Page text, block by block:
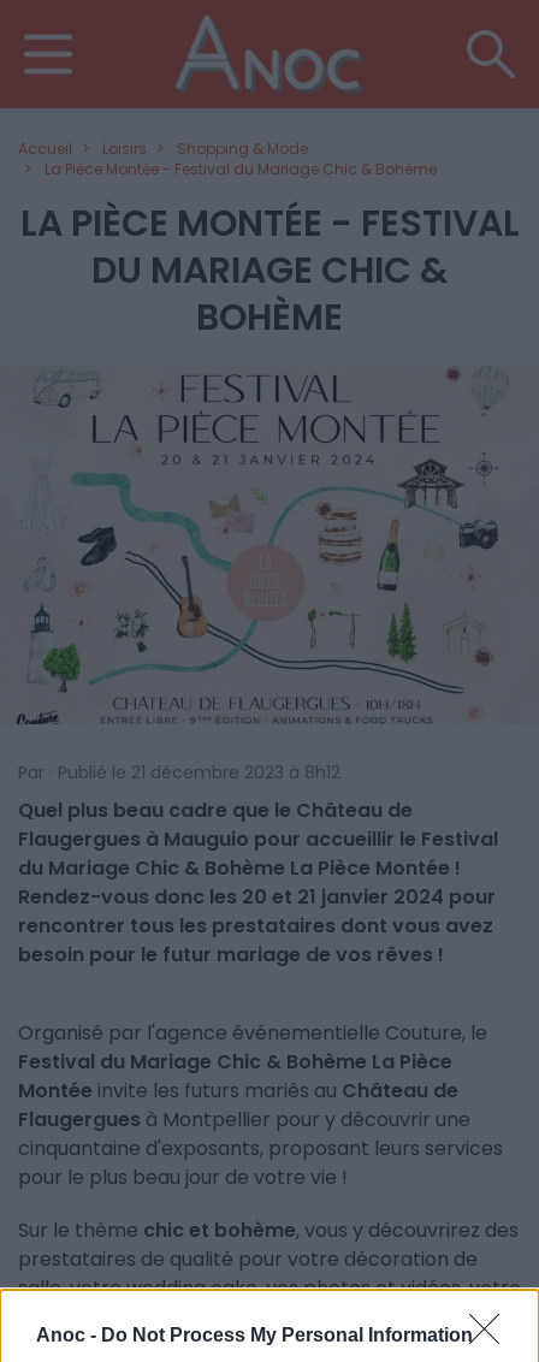
Anoc - Do Not Process My Personal Information
Accueil Loisirs
Shopping & Mode
La Pièce Montée - Festival du Mariage Chic & Bohème
LA PIÈCE MONTÉE - FESTIVAL
DU MARIAGE CHIC &
BOHÈME
Par · Publié le 21 décembre 2023 à 8h12
Quel plus beau cadre que le Château de
Flaugergues à Mauguio pour accueillir le Festival
du Mariage Chic & Bohème La Pièce Montée !
Rendez-vous donc les 20 et 21 janvier 2024 pour
rencontrer tous les prestataires dont vous avez
besoin pour le futur mariage de vos rêves !
Organisé par l'agence événementielle Couture, le
Festival du Mariage Chic & Bohème La Pièce
Montée invite les futurs mariés au Château de
Flaugergues à Montpellier pour y découvrir une
cinquantaine d'exposants, proposant leurs services
pour le plus beau jour de votre vie !
Sur le thème chic et bohème, vous y découvrirez des
prestataires de qualité pour votre décoration de
salle, votre wedding cake, vos photos et vidéos, votre
salle de réception, votre traiteur, votre robe, vos
alliances, votrewedding planner, etc. Pas moins de